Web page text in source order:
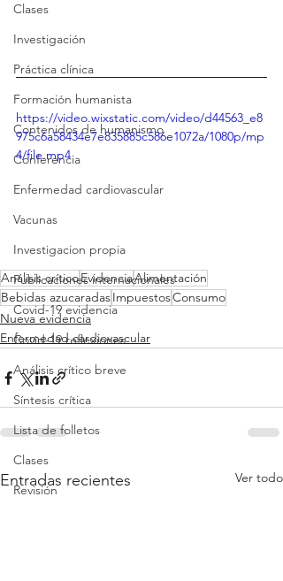
Clases
Investigación
Práctica clínica
Formación humanista
Contenidos de humanismo
Conferencia
Enfermedad cardiovascular
Vacunas
Investigacion propia
Publicaciones internacionales
Covid-19 evidencia
Covid-19 reflexiones
Análisis crítico breve
Síntesis crítica
Lista de folletos
Clases
Revisión
https://video.wixstatic.com/video/d44563_e8
975c6a58434e7e835885c586e1072a/1080p/mp
4/file.mp4
Análisis críticoEvidenciaAlimentación
Bebidas azucaradasImpuestosConsumo
Nueva evidencia
Enfermedad cardiovascular
Entradas recientes Ver todo